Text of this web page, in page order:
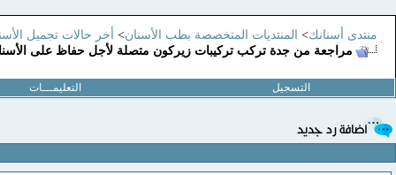
منتدى أسنانك> المنتديات المتخصصة بطب الأسنان> أخر حالات تجميل
مراجعة من جدة تركب تركيبات زيركون متصلة لأجل حفاظ على
التسجيل التعليمـــات